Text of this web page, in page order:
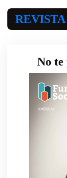
No